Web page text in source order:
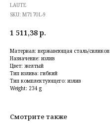
LAUTE
SKU: M7170L-9
1 511,38 р.
Материал: нержавеющая сталь/силикон
Назначение: излив
Цвет: желтый
Тип излива: гибкий
Тип комплектующего: излив
Weight: 234 g
Смотрите также